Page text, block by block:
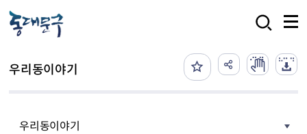
우리동이야기
우리동이야기